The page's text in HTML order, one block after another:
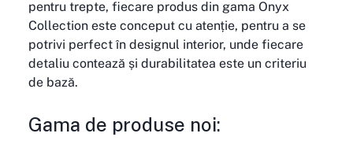
pentru trepte, fiecare produs din gama Onyx
Collection este conceput cu atenție, pentru a se
potrivi perfect în designul interior, unde fiecare
detaliu contează și durabilitatea este un criteriu
de bază.
Gama de produse noi: